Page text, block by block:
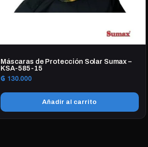
Máscaras de Protección Solar Sumax –
KSA-585-15
₲ 130.000
Añadir al carrito